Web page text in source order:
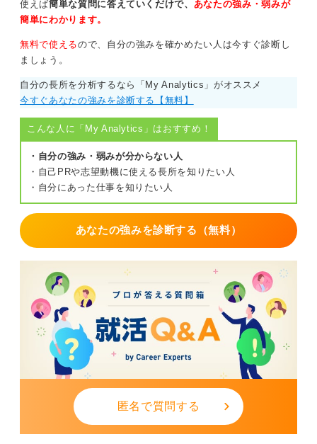
使えば簡単な質問に答えていくだけで、 あなたの強み・弱みが
簡単にわかります。
無料で使えるので、自分の強みを確かめたい人は今すぐ診断し
ましょう。
自分の長所を分析するなら「My Analytics」がオススメ
今すぐあなたの強みを診断する【無料】
こんな人に「My Analytics」はおすすめ！
・自分の強み・弱みが分からない人
・自己PRや志望動機に使える長所を知りたい人
・自分にあった仕事を知りたい人
あなたの強みを診断する（無料）
匿名で質問する